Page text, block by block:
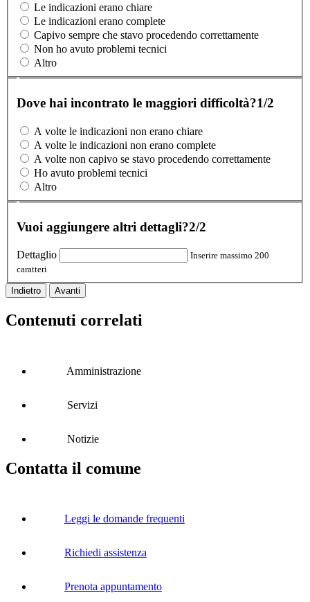
Le indicazioni erano chiare
Le indicazioni erano complete
Capivo sempre che stavo procedendo correttamente
Non ho avuto problemi tecnici
Altro
Dove hai incontrato le maggiori difficoltà?1/2
A volte le indicazioni non erano chiare
A volte le indicazioni non erano complete
A volte non capivo se stavo procedendo correttamente
Ho avuto problemi tecnici
Altro
Vuoi aggiungere altri dettagli?2/2
Dettaglio
Inserire massimo 200
caratteri
Indietro Avanti
Contenuti correlati
Amministrazione
Servizi
Notizie
Contatta il comune
Leggi le domande frequenti
Richiedi assistenza
Prenota appuntamento